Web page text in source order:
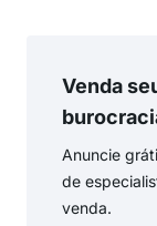
Venda
Anuncie
de
venda.